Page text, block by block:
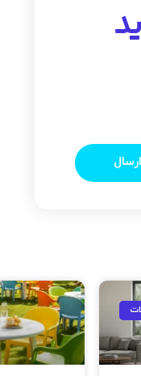
ارسال